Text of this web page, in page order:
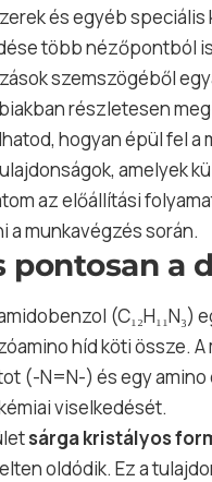
és egyéb speciális
több nézőpontból
szemszögéből
részletesen
hogyan épül fel a
amelyek
az előállítási
a munkavégzés során.
pontosan a
híd köti össze.
(-N=N-) és egy amino
viselkedését.
sárga kristályos
oldódik. Ez a